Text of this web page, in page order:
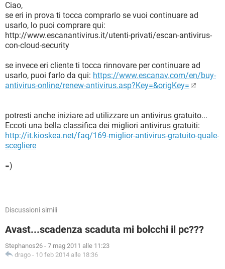
Ciao,
se eri in prova ti tocca comprarlo se vuoi continuare ad
usarlo, lo puoi comprare qui:
http://www.escanantivirus.it/utenti-privati/escan-antivirus-
con-cloud-security
se invece eri cliente ti tocca rinnovare per continuare ad
usarlo, puoi farlo da qui: https://www.escanav.com/en/buy-
antivirus-online/renew-antivirus.asp?Key=&origKey=
potresti anche iniziare ad utilizzare un antivirus gratuito...
Eccoti una bella classifica dei migliori antivirus gratuiti:
http://it.kioskea.net/faq/169-miglior-antivirus-gratuito-quale-
scegliere
=)
Discussioni simili
Avast...scadenza scaduta mi bolcchi il pc???
Stephanos26 - 7 mag 2011 alle 11:23
drago - 10 feb 2014 alle 18:36